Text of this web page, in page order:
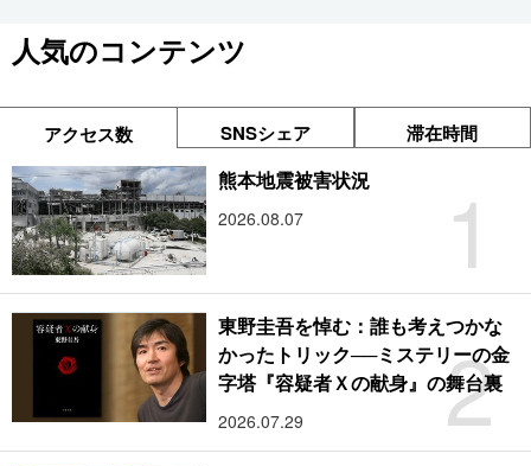
人気のコンテンツ
アクセス数 SNSシェア 滞在時間
1
熊本地震被害状況
2026.08.07
2
東野圭吾を悼む：誰も考えつかな
かったトリック──ミステリーの金
字塔『容疑者Ｘの献身』の舞台裏
2026.07.29